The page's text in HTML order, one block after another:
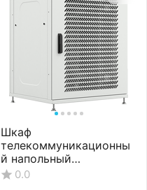
Шкаф
телекоммуникационны
й напольный
ШТНП-22U-800-800-
0.0